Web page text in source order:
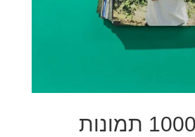
פיתוח עד 1000 תמונות